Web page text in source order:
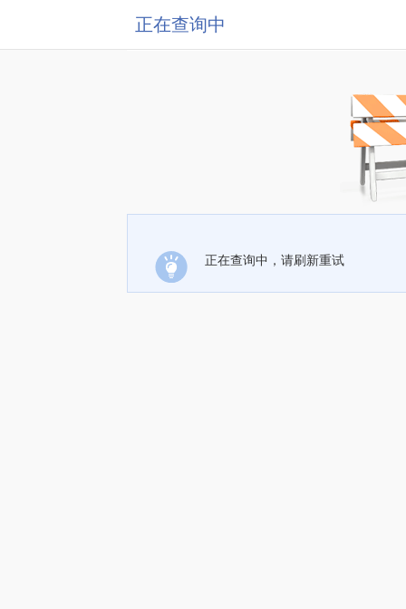
正在查询中
正在查询中，请刷新重试